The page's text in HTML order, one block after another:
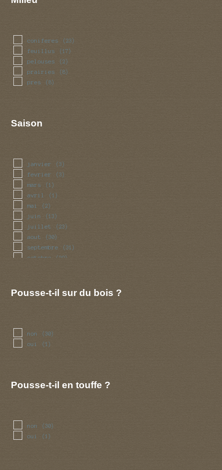
coniferes (23)
feuillus (17)
pelouses (2)
prairies (8)
pres (8)
Saison
janvier (3)
fevrier (3)
mars (1)
avril (1)
mai (2)
juin (13)
juillet (23)
aout (30)
septembre (31)
octobre (29)
Pousse-t-il sur du bois ?
non (30)
oui (1)
Pousse-t-il en touffe ?
non (30)
oui (1)